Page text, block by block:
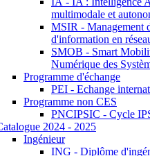
multimodale et
MSIR - Management
d'information en
SMOB - Smart
Numérique des
Programme d'échange
PEI - Echange
Programme non CES
PNCIPSIC - Cycle
2024 - 2025
Ingénieur
ING - Diplôme